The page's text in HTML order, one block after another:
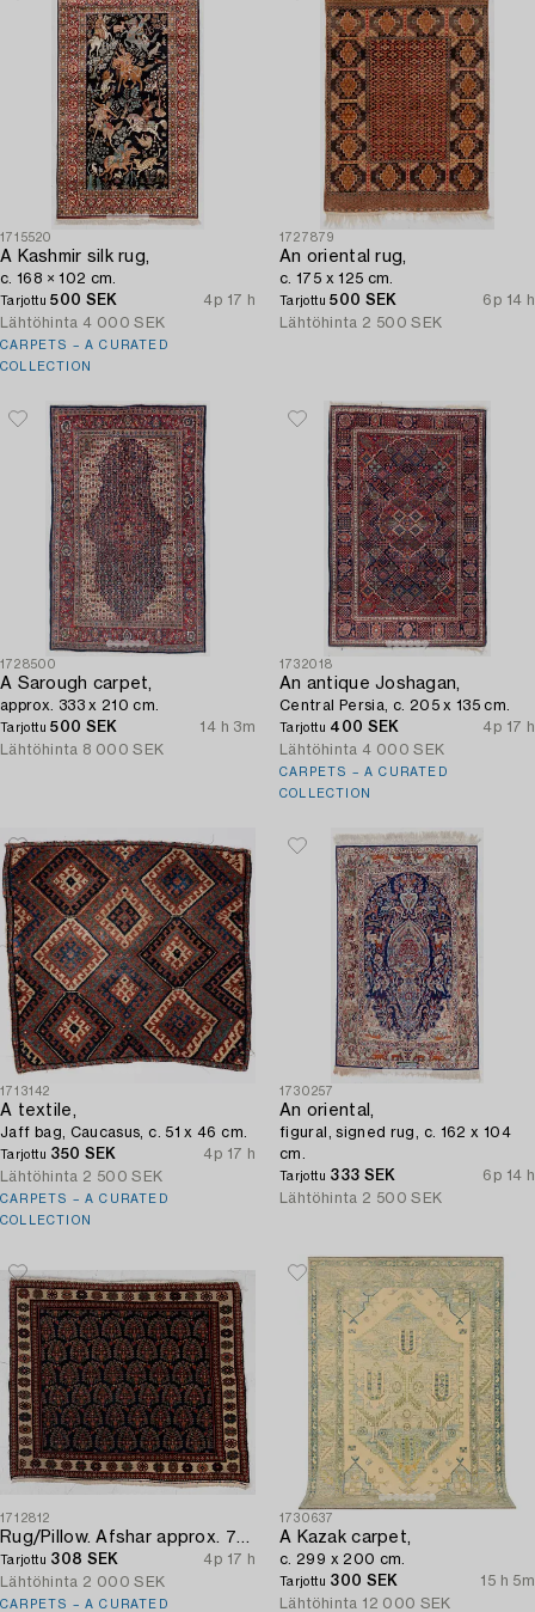
1715520
A Kashmir silk rug,
c. 168 × 102 cm.
Tarjottu500 SEK
4p 17 h
Lähtöhinta 4 000 SEK
CARPETS – A CURATED
COLLECTION
1727879
An oriental rug,
c. 175 x 125 cm.
Tarjottu500 SEK
6p 14 h
Lähtöhinta 2 500 SEK
1728500
A Sarough carpet,
approx. 333 x 210 cm.
Tarjottu500 SEK
14 h 3m
Lähtöhinta 8 000 SEK
1732018
An antique Joshagan,
Central Persia, c. 205 x 135 cm.
Tarjottu 400 SEK
4p 17 h
Lähtöhinta 4 000 SEK
CARPETS – A CURATED
COLLECTION
1713142
A textile,
Jaff bag, Caucasus, c. 51 x 46 cm.
Tarjottu 350 SEK
4p 17 h
Lähtöhinta 2 500 SEK
CARPETS – A CURATED
COLLECTION
1730257
An oriental,
figural, signed rug, c. 162 x 104
cm.
Tarjottu 333 SEK
6p 14 h
Lähtöhinta 2 500 SEK
1712812
Tarjottu 308 SEK
4p 17 h
Lähtöhinta 2 000 SEK
CARPETS – A CURATED
1730637
A Kazak carpet,
c. 299 x 200 cm.
Tarjottu 300 SEK
15 h 5m
Lähtöhinta 12 000 SEK